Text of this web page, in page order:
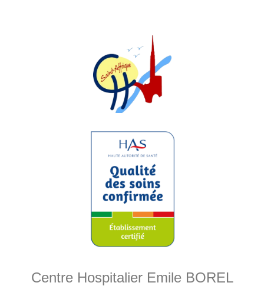
Centre Hospitalier Emile BOREL